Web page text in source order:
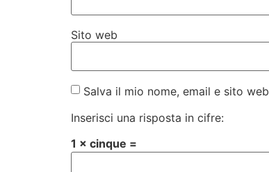
Sito web
Salva il mio nome, email e sito
Inserisci una risposta in cifre:
1 × cinque =